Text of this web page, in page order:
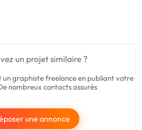
un projet similaire ?
graphiste freelance en publiant votre
nombreux contacts assurés
une annonce